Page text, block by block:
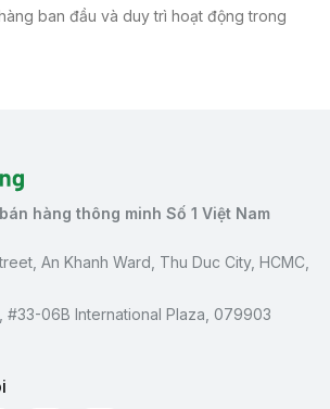
ban đầu và duy trì hoạt động trong
hàng thông minh Số 1 Việt Nam
An Khanh Ward, Thu Duc City, HCMC,
#33-06B International Plaza, 079903